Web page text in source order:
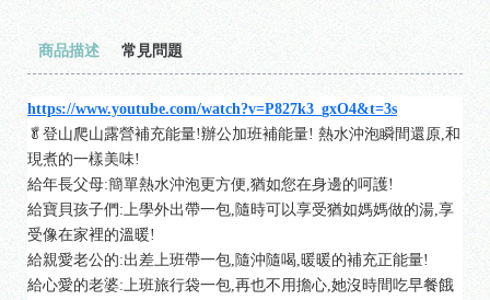
商品描述 常見問題
https://www.youtube.com/watch?v=P827k3_gxO4&t=3s
🥬登山爬山露營補充能量!辦公加班補能量! 熱水沖泡瞬間還原,和
現煮的一樣美味!
給年長父母:簡單熱水沖泡更方便,猶如您在身邊的呵護!
給寶貝孩子們:上學外出帶一包,隨時可以享受猶如媽媽做的湯,享
受像在家裡的溫暖!
給親愛老公的:出差上班帶一包,隨沖隨喝,暖暖的補充正能量!
給心愛的老婆:上班旅行袋一包,再也不用擔心,她沒時間吃早餐餓